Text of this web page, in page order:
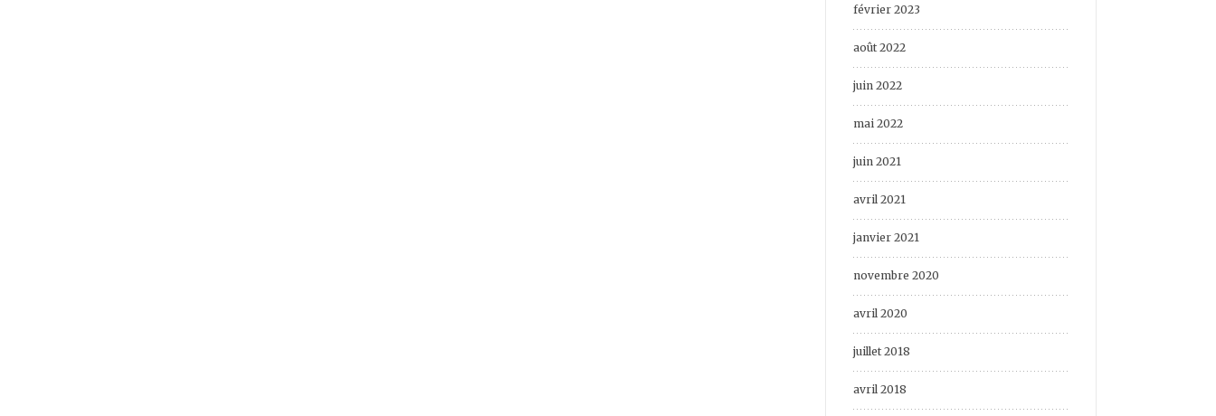
février 2023
août 2022
juin 2022
mai 2022
juin 2021
avril 2021
janvier 2021
novembre 2020
avril 2020
juillet 2018
avril 2018